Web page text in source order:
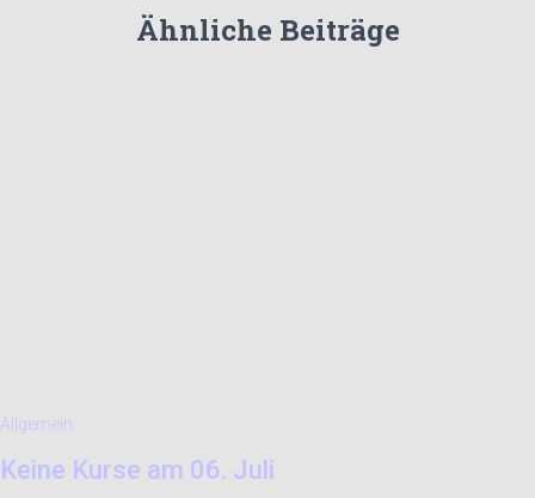
Ähnliche Beiträge
Allgemein
Keine Kurse am 06. Juli